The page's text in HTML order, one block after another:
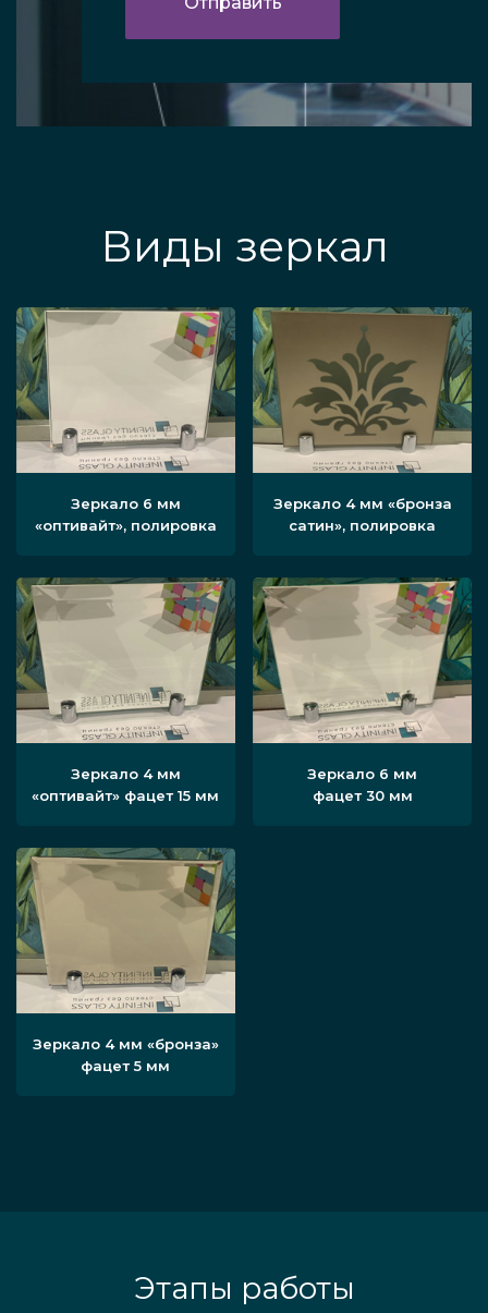
Виды зеркал
Зеркало 6 мм
«оптивайт», полировка
Зеркало 4 мм «бронза
сатин», полировка
Зеркало 4 мм
«оптивайт» фацет 15 мм
Зеркало 6 мм
фацет 30 мм
Зеркало 4 мм «бронза»
фацет 5 мм
Этапы работы